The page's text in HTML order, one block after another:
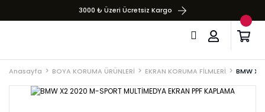
3000 ₺ Üzeri Ücretsiz Kargo
Anasayfa BOYA KORUMA ÜRÜNLERİ EKRAN KORUMA FİLMLERİ BMW X2